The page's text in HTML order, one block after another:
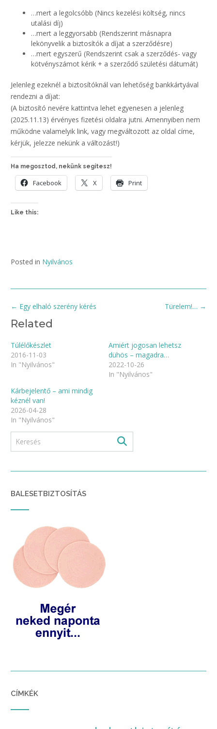
…mert a legolcsóbb (Nincs kezelési költség, nincs
utalási díj)
…mert a leggyorsabb (Rendszerint másnapra
lekönyvelik a biztosítók a díjat a szerződésre)
…mert egyszerű (Rendszerint csak a szerződés- vagy
kötvényszámot kérik + a szerződő születési dátumát)
Jelenleg ezeknél a biztosítóknál van lehetőség bankkártyával
rendezni a díjat:
(A biztosító nevére kattintva lehet egyenesen a jelenleg
(2025.11.13) érvényes fizetési oldalra jutni. Amennyiben nem
működne valamelyik link, vagy megváltozott az oldal címe,
kérjük, jelezze nekünk a változást!)
Ha megosztod, nekünk segítesz!
Facebook X Print
Like this:
Posted in Nyilvános
Post
Türelem!… →
← Egy elhaló szerény kérés
Related
Túlélőkészlet
2016-11-03
In "Nyilvános"
Amiért jogosan lehetsz
dühös – magadra…
2022-10-26
In "Nyilvános"
Kárbejelentő – ami mindig
kéznél van!
2026-04-28
In "Nyilvános"
BALESETBIZTOSÍTÁS
CÍMKÉK